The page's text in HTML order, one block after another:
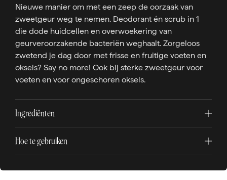
Nieuwe manier om met een zeep de oorzaak van
zweetgeur weg te nemen. Deodorant én scrub in 1
die dode huidcellen en overwoekering van
geurveroorzakende bacteriën weghaalt. Zorgeloos
zwetend je dag door met frisse en fruitige voeten en
oksels? Say no more! Ook bij sterke zweetgeur voor
voeten en voor ongeschoren oksels.
Ingrediënten
Hoe te gebruiken